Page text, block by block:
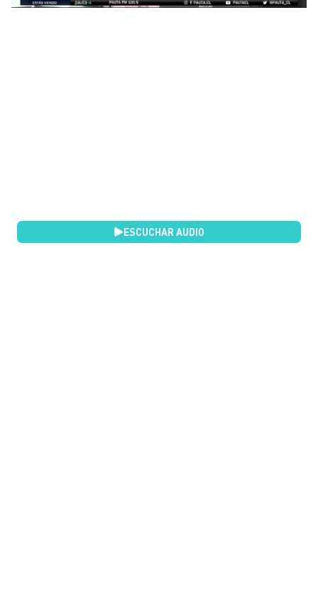
ESCUCHAR AUDIO